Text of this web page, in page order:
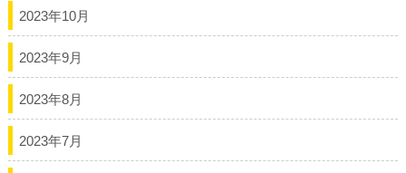
2023年10月
2023年9月
2023年8月
2023年7月